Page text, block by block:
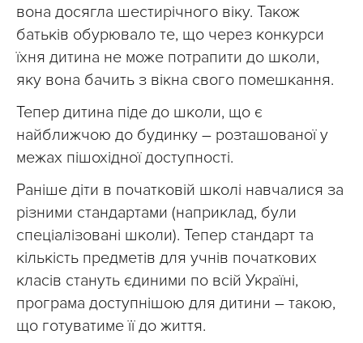
вона досягла шестирічного віку. Також
батьків обурювало те, що через конкурси
їхня дитина не може потрапити до школи,
яку вона бачить з вікна свого помешкання.
Тепер дитина піде до школи, що є
найближчою до будинку – розташованої у
межах пішохідної доступності.
Раніше діти в початковій школі навчалися за
різними стандартами (наприклад, були
спеціалізовані школи). Тепер стандарт та
кількість предметів для учнів початкових
класів стануть єдиними по всій Україні,
програма доступнішою для дитини – такою,
що готуватиме її до життя.